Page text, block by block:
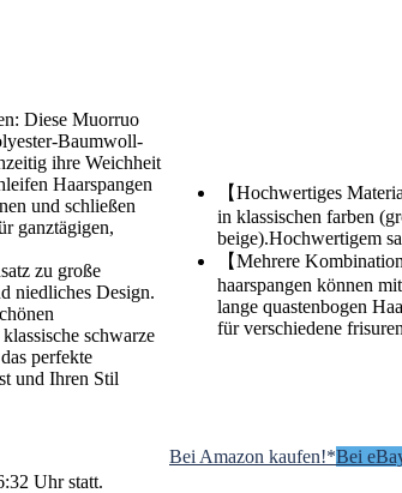
Diese Muorruo
Baumwoll-
ihre Weichheit
Haarspangen
und schließen
ganztägigen,
zu große
niedliches Design.
schwarze
perfekte
und Ihren Stil
【Hochwertiges
in klassischen farben
beige).Hochwertigem
【Mehrere
haarspangen können
lange quastenbogen
für verschiedene
Bei Amazon kaufen!*Bei
Uhr statt.